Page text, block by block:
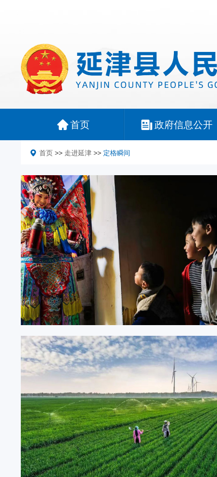
首页 政府信息公开
首页 >> 走进延津 >> 定格瞬间